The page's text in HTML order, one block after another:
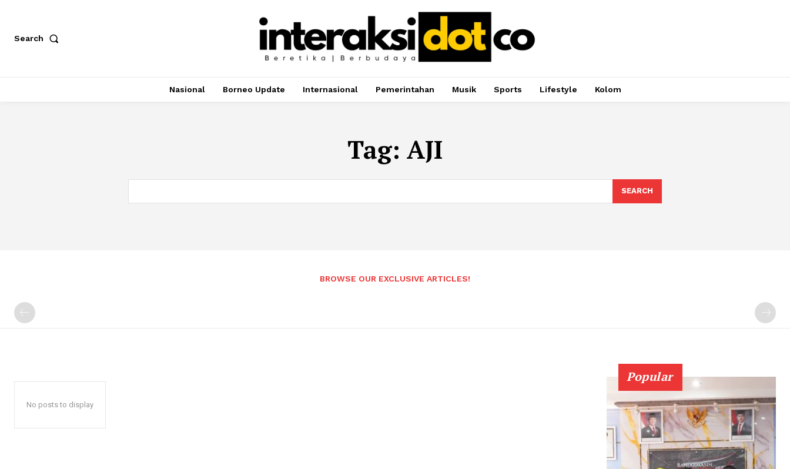
Search
Nasional Borneo Update Internasional Pemerintahan Musik Sports Lifestyle Kolom
Tag: AJI
SEARCH
BROWSE OUR EXCLUSIVE ARTICLES!
No posts to display
Popular